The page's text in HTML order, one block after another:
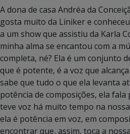
A dona de casa Andréa da
gosta muito da Liniker e
a um show que assistiu da Karla
minha alma se encantou com a
completa, né? Ela é um conjunto
que é potente, é a voz que
sabe que tudo o que ela levanta
potência de composições, ela
teve voz há muito tempo na
ela é potência em voz, em
encontrar que, assim, toca a